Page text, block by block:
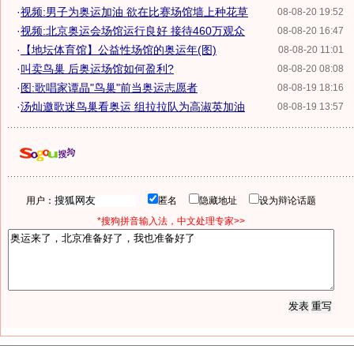
08-08-20 19:52
·视频:男子为奥运加油 欲在比赛场馆墙上种花草
08-08-20 16:47
·视频:北京奥运会场馆运行良好 接待460万观众
08-08-20 11:01
· 【地坛体育馆】公益性场馆的奥运年(图)
08-08-20 08:08
·叫卖鸟巢 后奥运场馆如何盈利?
08-08-19 18:16
·图:歌唱家谭晶"鸟巢"前当奥运志愿者
08-08-19 13:57
·汤灿邀歌迷鸟巢看奥运 组拉拉队为高淑英加油
用户： 匿名 隐藏地址
设为辩论话题
*搜狗拼音输入法，中文处理专家>>